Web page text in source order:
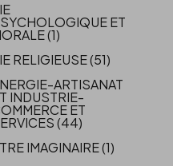
plus ET
(1)
plus
RELIGIEUSE (51)
plus
ARTISANAT
INDUSTRIE-
ET
(44)
plusIMAGINAIRE (1)